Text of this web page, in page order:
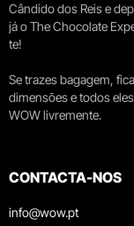
Cândido dos Reis e
já o The Chocolate
te!
Se trazes bagagem,
dimensões e todos
WOW livremente.
CONTACTA-NOS
info@wow.pt